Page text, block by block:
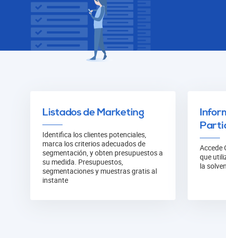
Listados de Marketing
Identifica los clientes potenciales,
marca los criterios adecuados de
segmentación, y obten presupuestos a
su medida. Presupuestos,
segmentaciones y muestras gratis al
instante
Accede
que
la